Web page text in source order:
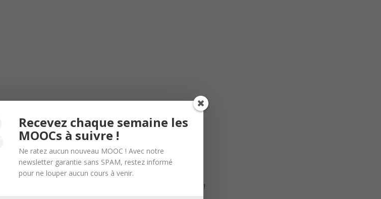
note finale d’au moins 70% pour obtenir votre certification !
Recevez chaque semaine les
MOOCs à suivre !
Ne ratez aucun nouveau MOOC ! Avec notre
newsletter garantie sans SPAM, restez informé
pour ne louper aucun cours à venir.